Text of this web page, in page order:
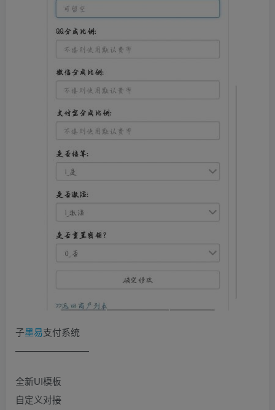
子墨易支付系统
————————
全新UI模板
自定义对接